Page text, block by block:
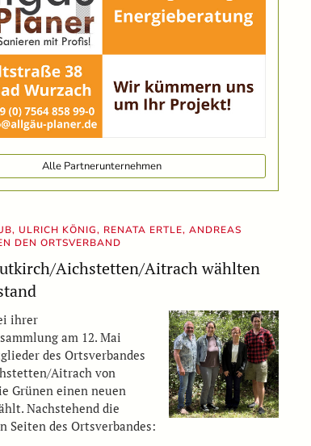
Alle Partnerunternehmen
ULRICH KÖNIG, RENATA ERTLE, ANDREAS
DEN ORTSVERBAND
Aichstetten/Aitrach wählten
ihrer
am 12. Mai
des Ortsverbandes
Aitrach von
Grünen einen neuen
Nachstehend die
Seiten des Ortsverbandes: